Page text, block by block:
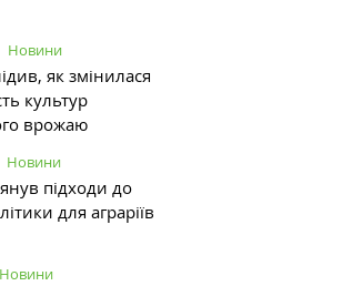
Новини
як змінилася
культур
врожаю
Новини
підходи до
для аграріїв
Новини